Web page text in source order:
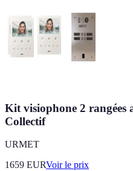
Kit visiophone 2 rangées
Collectif
URMET
1659 EURVoir le prix